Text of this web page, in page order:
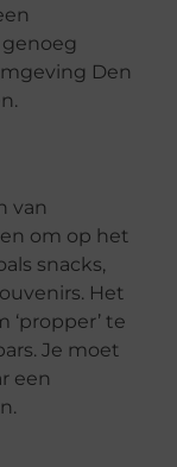
Den
van
om op het
snacks,
Het
‘propper’ te
Je moet
een